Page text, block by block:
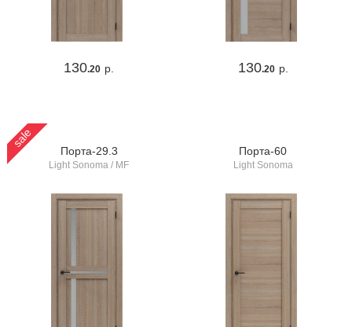
130.20 р. 130.20 р.
sale
Порта-29.3
Light Sonoma / MF
Порта-60
Light Sonoma